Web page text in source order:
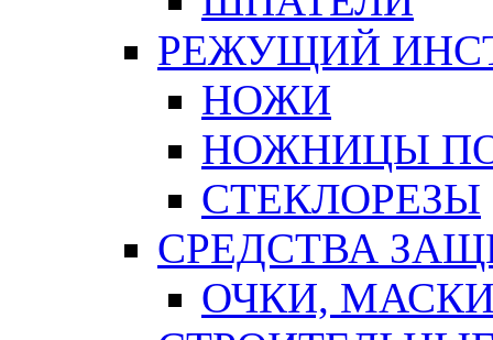
РЕЖУЩИЙ
НОЖИ
НОЖНИЦЫ
СТЕКЛОРЕЗЫ
СРЕДСТВА
ОЧКИ,